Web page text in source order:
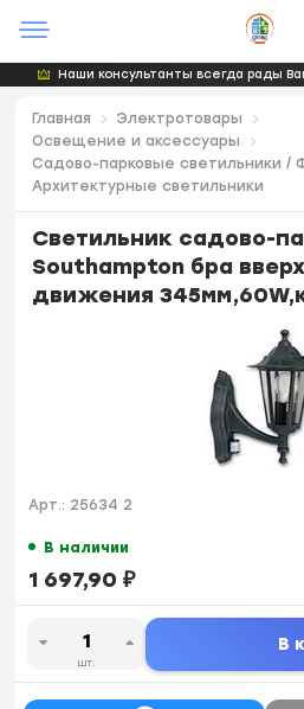
Наши консультанты всегда рады
Главная
Электротовары
Освещение и аксессуары
Садово-парковые светильники /
Архитектурные светильники
Светильник садово-
Southampton бра
движения
Арт.: 25634 2
В наличии
1 697,90 ₽
шт.
В